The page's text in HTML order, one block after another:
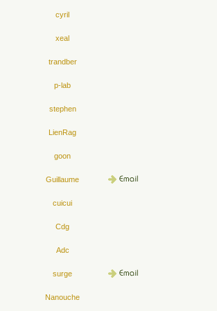
cyril
xeal
trandber
p-lab
stephen
LienRag
goon
Guillaume
cuicui
Cdg
Adc
surge
Nanouche